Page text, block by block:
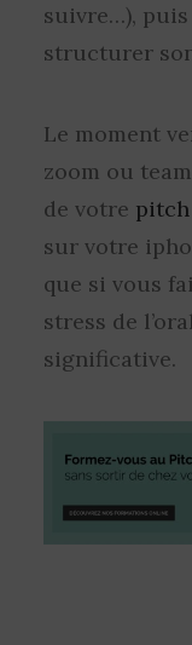
suivre…),
structurer
Le moment
zoom ou
de votre pitch
sur votre
que si vous
stress de
significative.